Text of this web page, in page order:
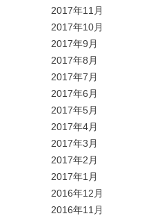
2017年11月
2017年10月
2017年9月
2017年8月
2017年7月
2017年6月
2017年5月
2017年4月
2017年3月
2017年2月
2017年1月
2016年12月
2016年11月